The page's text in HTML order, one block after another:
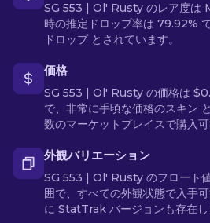
SG 553 | Ol' Rusty のレア度は
時の推定ドロップ率は 79.92%
ドロップ とされています。
価格
SG 553 | Ol' Rusty の価格は
で、非常に手頃な価格のスキン
数のマーケットプレイスで購入可
外観バリエーション
SG 553 | Ol' Rusty のフロート
囲で、すべての外観状態で入手
に StatTrak バージョンも存在し